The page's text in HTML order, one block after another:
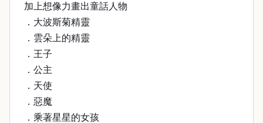
加上想像力畫出童話人物
．大波斯菊精靈
．雲朵上的精靈
．王子
．公主
．天使
．惡魔
．乘著星星的女孩